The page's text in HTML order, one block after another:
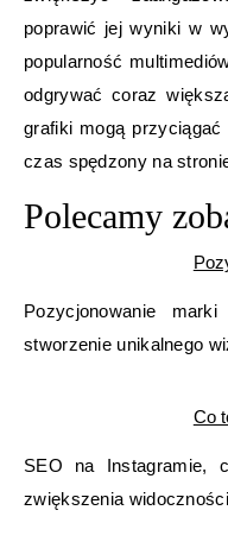
poprawić jej wyniki w
popularność
odgrywać coraz
grafiki mogą
czas spędzony na
Polecamy
Pozycjonowanie
stworzenie unikalnego
Co
SEO na Instagramie,
zwiększenia